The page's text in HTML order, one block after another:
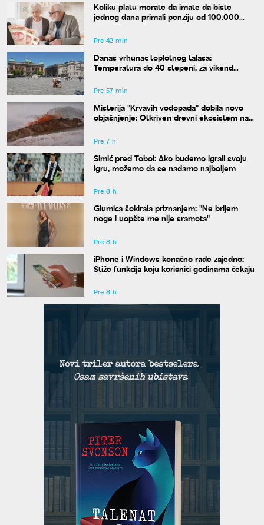
Koliku platu morate da imate da biste
jednog dana primali penziju od 100.000
Pre 42 min
Danas vrhunac toplotnog talasa:
Temperatura do 40 stepeni, za vikend
Pre 57 min
Misterija "Krvavih vodopada" dobila novo
objašnjenje: Otkriven drevni ekosistem na
Pre 7 h
Simić pred Tobol: Ako budemo igrali svoju
igru, možemo da se nadamo najboljem
Pre 8 h
Glumica šokirala priznanjem: "Ne brijem
noge i uopšte me nije sramota"
Pre 8 h
iPhone i Windows konačno rade zajedno:
Stiže funkcija koju korisnici godinama čekaju
Pre 8 h